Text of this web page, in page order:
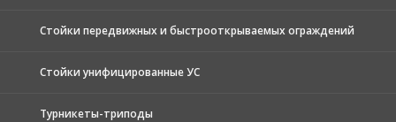
Стойки передвижных и быстрооткрываемых ограждений
Стойки унифицированные УС
Турникеты-триподы